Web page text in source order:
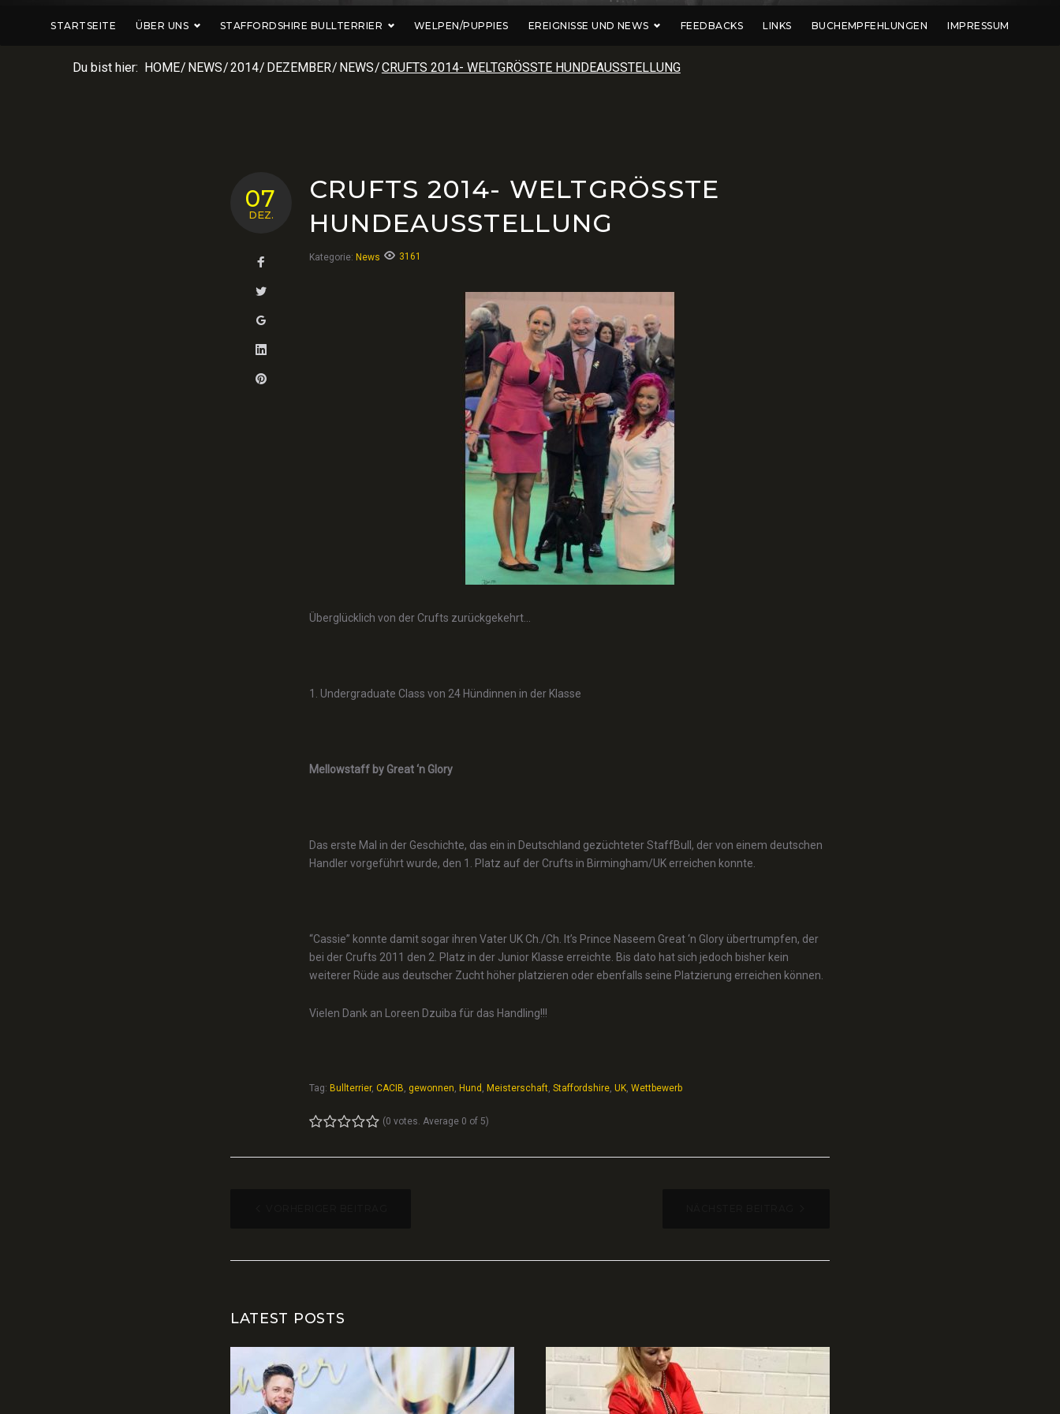
STARTSEITE ÜBER UNS STAFFORDSHIRE BULLTERRIER WELPEN/PUPPIES EREIGNISSE UND NEWS FEEDBACKS LINKS BUCHEMPFEHLUNGEN IMPRESSUM
Du bist hier: HOME/ NEWS/2014/ DEZEMBER/ NEWS/CRUFTS 2014- WELTGRÖSSTE HUNDEAUSSTELLUNG
07
DEZ.
Facebook
Twitter
Pinterest
CRUFTS 2014- WELTGRÖSSTE
HUNDEAUSSTELLUNG
Kategorie: News 3161
Überglücklich von der Crufts zurückgekehrt…
1. Undergraduate Class von 24 Hündinnen in der Klasse
Mellowstaff by Great ‘n Glory
Das erste Mal in der Geschichte, das ein in Deutschland gezüchteter StaffBull, der von einem deutschen
Handler vorgeführt wurde, den 1. Platz auf der Crufts in Birmingham/UK erreichen konnte.
“Cassie” konnte damit sogar ihren Vater UK Ch./Ch. It’s Prince Naseem Great ‘n Glory übertrumpfen, der
bei der Crufts 2011 den 2. Platz in der Junior Klasse erreichte. Bis dato hat sich jedoch bisher kein
weiterer Rüde aus deutscher Zucht höher platzieren oder ebenfalls seine Platzierung erreichen können.
Vielen Dank an Loreen Dzuiba für das Handling!!!
Tag: Bullterrier, CACIB gewonnen Hund Meisterschaft, Staffordshire, UK, Wettbewerb
(0 votes . Average 0 of 5)
LATEST POSTS